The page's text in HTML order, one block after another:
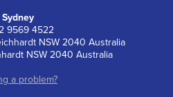
Sydney
9569 4522
NSW 2040 Australia
NSW 2040 Australia
a problem?